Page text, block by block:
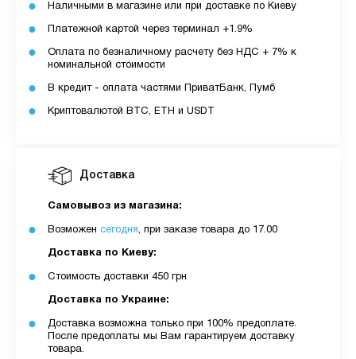
З боку ПУМБ немає жодних прихованих комісій
чи прихованих платежів.
MyCloudStore.
Доставка
Самовывоз из магазина:
Возможен сегодня, при заказе товара до 17.00
Доставка по Киеву:
Стоимость доставки 450 грн
Доставка по Украине:
Доставка возможна только при 100% предоплате.
После предоплаты мы Вам гарантируем доставку
товара.
Наличными в магазине или при доставке по Киеву
Платежной картой через терминал +1.9%
Оплата по безналичному расчету без НДС + 7% к
номинальной стоимости
В кредит - оплата частями ПриватБанк, Пумб
Криптовалютой BTC, ETH и USDT